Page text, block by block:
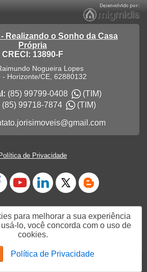
Realizando o Sonho da Casa
Própria
CRECI: 13890-F
Nogueira Lopes
- Horizonte/CE, 62880132
(85) 99799-0408
(TIM)
(85) 99718-7874 (TIM)
Política de Privacidade
para melhorar a sua experiência
lo, você concorda com o uso de
cookies.
Política de Privacidade